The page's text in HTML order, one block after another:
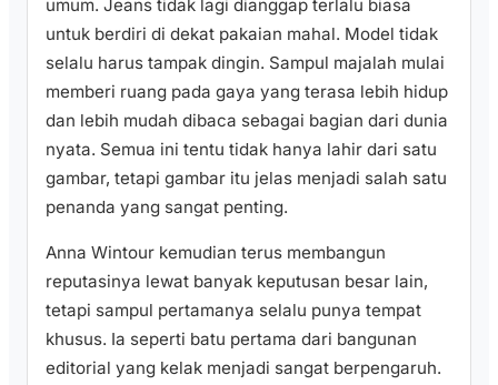
umum. Jeans tidak lagi dianggap terlalu biasa
untuk berdiri di dekat pakaian mahal. Model tidak
selalu harus tampak dingin. Sampul majalah mulai
memberi ruang pada gaya yang terasa lebih hidup
dan lebih mudah dibaca sebagai bagian dari dunia
nyata. Semua ini tentu tidak hanya lahir dari satu
gambar, tetapi gambar itu jelas menjadi salah satu
penanda yang sangat penting.
Anna Wintour kemudian terus membangun
reputasinya lewat banyak keputusan besar lain,
tetapi sampul pertamanya selalu punya tempat
khusus. Ia seperti batu pertama dari bangunan
editorial yang kelak menjadi sangat berpengaruh.